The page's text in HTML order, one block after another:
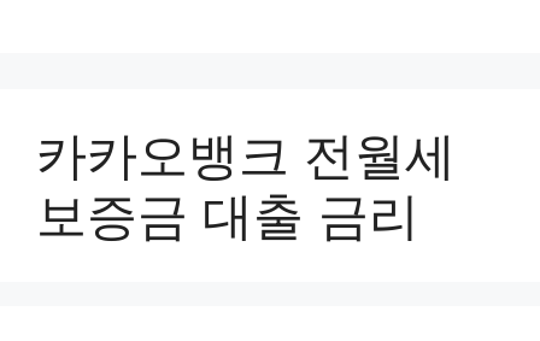
카카오뱅크 전월세
보증금 대출 금리